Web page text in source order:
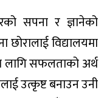
सपना र ज्ञानेको
विद्यालयमा
लागि सफलताको अर्थ
उत्कृष्ट बनाउन उनी